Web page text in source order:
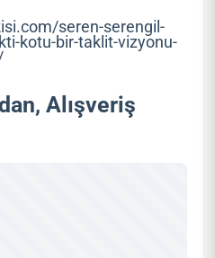
seren-serengil-
kotu-bir-taklit-vizyonu-
Alışveriş